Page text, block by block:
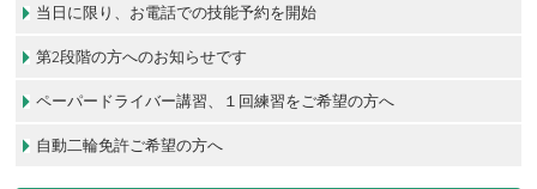
当日に限り、お電話での技能予約を開始
第2段階の方へのお知らせです
ペーパードライバー講習、１回練習をご希望の方へ
自動二輪免許ご希望の方へ